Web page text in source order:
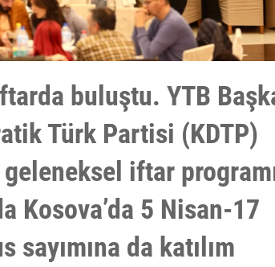
buluştu. YTB
Türk Partisi (KDTP)
iftar
Kosova’da 5 Nisan-17
da katılım